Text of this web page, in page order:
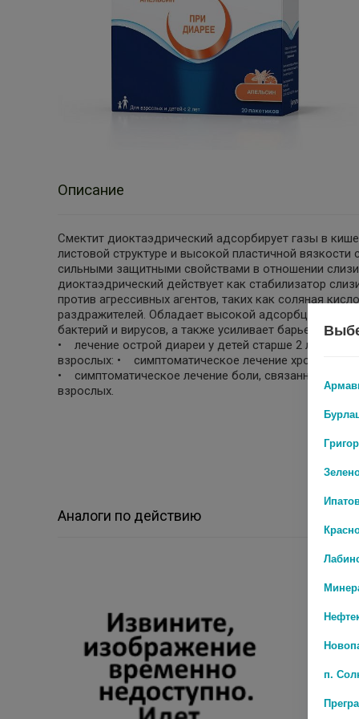
Описание
Смектит диоктаэдрический адсорбирует газы в
листовой структуре и высокой пластичной
сильными защитными свойствами в отношении
диоктаэдрический действует как стабилизатор
против агрессивных агентов, таких как соляная
раздражителей. Обладает высокой адсорбционной
бактерий и вирусов, а также усиливает барьер
• лечение острой диареи у детей старше 2 лет (в
взрослых: • симптоматическое лечение
• симптоматическое лечение боли, связанной с
взрослых.
Аналоги по действию
п.